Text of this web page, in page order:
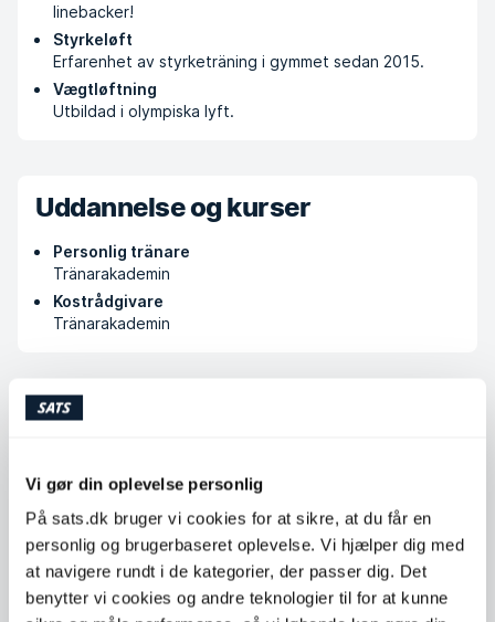
Vi gør din oplevelse personlig
På sats.dk bruger vi cookies for at sikre, at du får en
personlig og brugerbaseret oplevelse. Vi hjælper dig med
at navigere rundt i de kategorier, der passer dig. Det
benytter vi cookies og andre teknologier til for at kunne
linebacker!
Styrkeløft
Erfarenhet av styrketräning i gymmet sedan 2015.
Vægtløftning
Utbildad i olympiska lyft.
Uddannelse og kurser
Personlig tränare
Tränarakademin
Kostrådgivare
Tränarakademin
Tilgængelige timer
Mandag
06:00 - 20:00
Tirsdag
06:00 - 20:00
Onsdag